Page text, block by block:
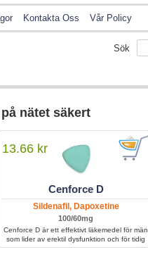
Kontakta Oss Vår Policy
Sök
nätet säkert
13.66 kr
Cenforce D
Sildenafil, Dapoxetine
100/60mg
Cenforce D är ett effektivt läkemedel för män
som lider av erektil dysfunktion och för tidig
utlösning. Kombinationen av två aktiva